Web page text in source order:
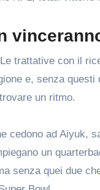
trattative con il
e, senza questi
un ritmo.
cedono ad Aiyuk,
un
senza quei due